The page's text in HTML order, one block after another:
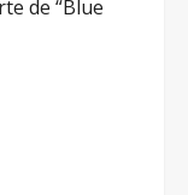
de “Blue